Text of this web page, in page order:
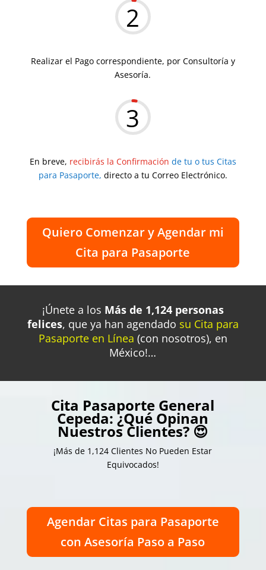
2
Realizar el Pago correspondiente, por Consultoría y
Asesoría.
3
En breve, recibirás la Confirmación de tu o tus Citas
para Pasaporte, directo a tu Correo Electrónico.
Quiero Comenzar y Agendar mi
Cita para Pasaporte
¡Únete a los Más de 1,124 personas
felices, que ya han agendado su Cita para
Pasaporte en Línea (con nosotros), en
México!…
Cita Pasaporte General
Cepeda: ¿Qué Opinan
Nuestros Clientes? 😍
¡Más de 1,124 Clientes No Pueden Estar
Equivocados!
Agendar Citas para Pasaporte
con Asesoría Paso a Paso